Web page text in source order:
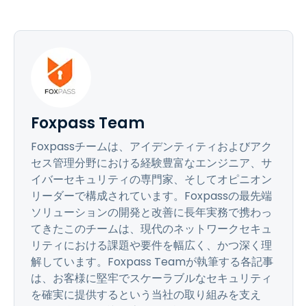
Foxpass Team
Foxpassチームは、アイデンティティおよびアク
セス管理分野における経験豊富なエンジニア、サ
イバーセキュリティの専門家、そしてオピニオン
リーダーで構成されています。Foxpassの最先端
ソリューションの開発と改善に長年実務で携わっ
てきたこのチームは、現代のネットワークセキュ
リティにおける課題や要件を幅広く、かつ深く理
解しています。Foxpass Teamが執筆する各記事
は、お客様に堅牢でスケーラブルなセキュリティ
を確実に提供するという当社の取り組みを支え